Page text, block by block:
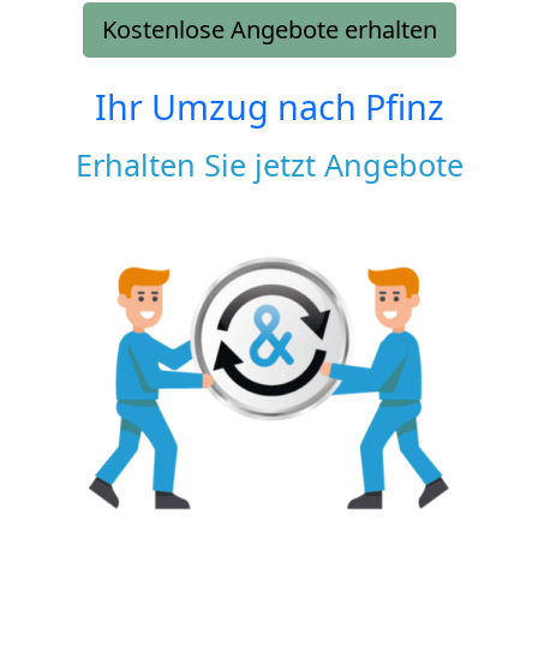
Kostenlose Angebote erhalten
Ihr Umzug nach Pfinz
Erhalten Sie jetzt Angebote